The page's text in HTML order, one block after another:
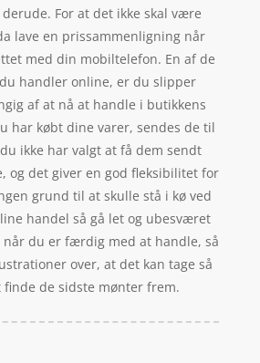
For at det ikke skal være
lave en prissammenligning når
med din mobiltelefon. En af de
handler online, er du slipper
af at nå at handle i butikkens
har købt dine varer, sendes de til
ikke har valgt at få dem sendt
og det giver en god fleksibilitet for
grund til at skulle stå i kø ved
handel så gå let og ubesværet
når du er færdig med at handle, så
over, at det kan tage så
de sidste mønter frem.